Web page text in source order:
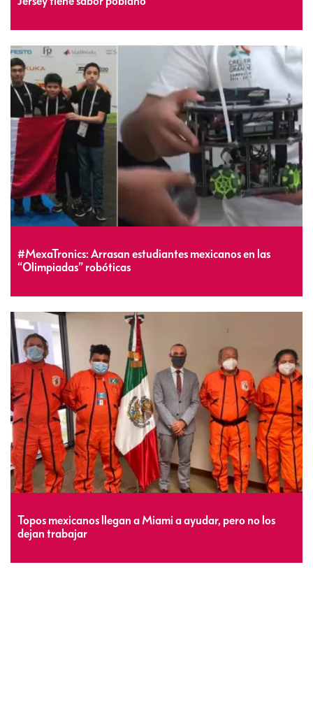
#MexaTronics: Arrasan estudiantes mexicanos en las
“Olimpiadas” robóticas
Topos mexicanos llegan a Miami a ayudar, pero no los
dejan trabajar